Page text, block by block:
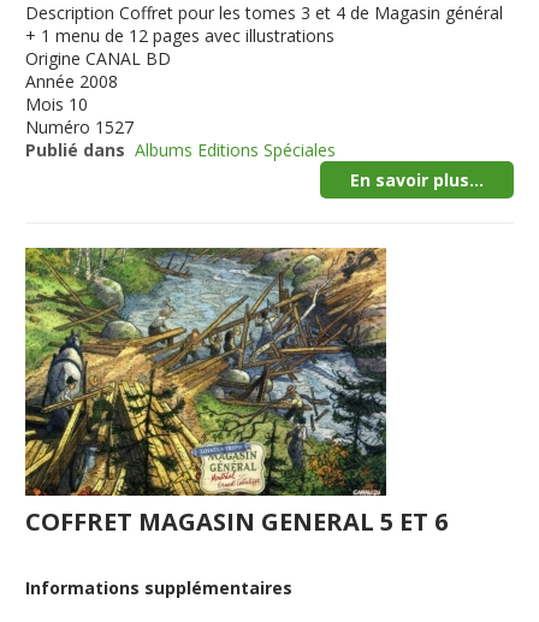
Description Coffret pour les tomes 3 et 4 de Magasin général
+ 1 menu de 12 pages avec illustrations
Origine CANAL BD
Année 2008
Mois 10
Numéro 1527
Publié dans Albums Editions Spéciales
En savoir plus...
COFFRET MAGASIN GENERAL 5 ET 6
Informations supplémentaires